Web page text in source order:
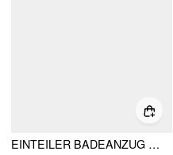
EINTEILER BADEANZUG MIT HALTERHALS UND RING-ZUGVERSCHLUSS